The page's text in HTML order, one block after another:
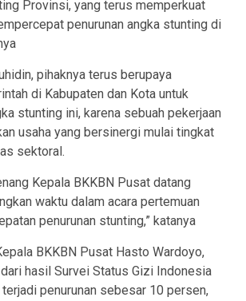
Provinsi, yang terus memperkuat
penurunan angka stunting di
pihaknya terus berupaya
di Kabupaten dan Kota untuk
stunting ini, karena sebuah pekerjaan
usaha yang bersinergi mulai tingkat
sektoral.
Kepala BKKBN Pusat datang
waktu dalam acara pertemuan
penurunan stunting,” katanya
BKKBN Pusat Hasto Wardoyo,
hasil Survei Status Gizi Indonesia
penurunan sebesar 10 persen,